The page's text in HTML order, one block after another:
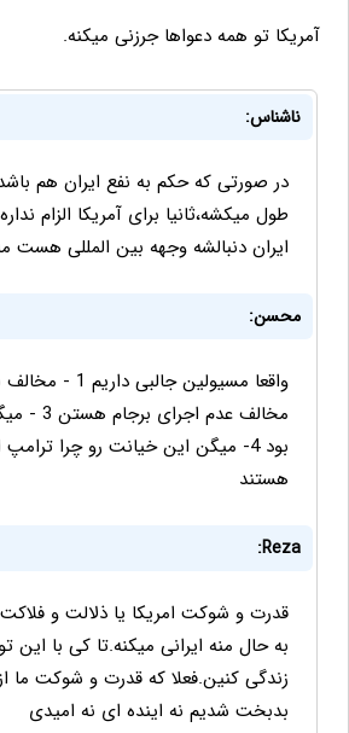
آمریکا تو همه دعواها جرزنی میکنه.
ناشناس:
در صورتی که حکم به نفع ایران هم
طول میکشه،ثانیا برای آمریکا الزام
ایران دنبالشه وجهه بین المللی هست
محسن:
مخالف
بود 4- میگن این خیانت رو چرا
هستند
Reza:
قدرت و شوکت امریکا یا ذلالت و
به حال منه ایرانی میکنه.تا کی با
زندگی کنین.فعلا که قدرت و شوکت ما
بدبخت شدیم نه اینده ای نه امیدی